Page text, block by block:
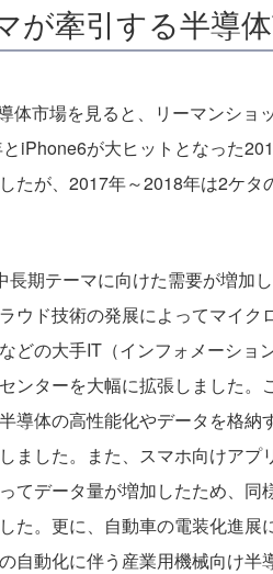
が牽引する半導
体市場を見ると、リーマンショ
iPhone6が大ヒットとなった
たが、2017年～2018年は2ケタ
長期テーマに向けた需要が増加
ウド技術の発展によってマイク
どの大手IT（インフォメーショ
ンターを大幅に拡張しました。
導体の高性能化やデータを格納
ました。また、スマホ向けアプ
てデータ量が増加したため、同
た。更に、自動車の電装化進展
自動化に伴う産業用機械向け半